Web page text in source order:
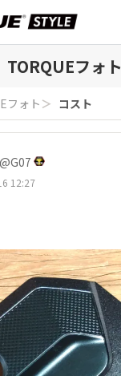
TORQUEフォト
フォト ＞ コスト
12:27